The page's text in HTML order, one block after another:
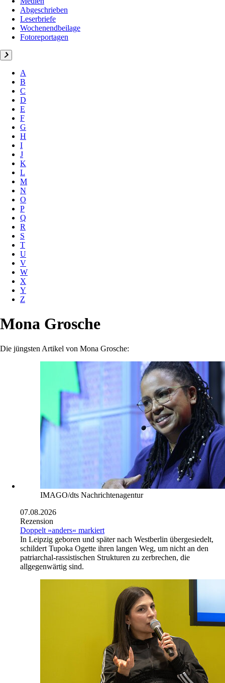
Abgeschrieben
Leserbriefe
Wochenendbeilage
Fotoreportagen
A
B
C
D
E
F
G
H
I
J
K
L
M
N
O
P
Q
R
S
T
U
V
W
X
Y
Z
Mona Grosche
Die jüngsten Artikel von Mona Grosche:
IMAGO/dts Nachrichtenagentur
07.08.2026
Rezension
Doppelt »anders« markiert
In Leipzig geboren und später nach Westberlin übergesiedelt,
schildert Tupoka Ogette ihren langen Weg, um nicht an den
patriarchal-rassistischen Strukturen zu zerbrechen, die
allgegenwärtig sind.